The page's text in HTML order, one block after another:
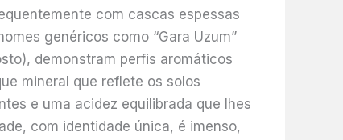
com cascas espessas
genéricos como “Gara Uzum”
demonstram perfis aromáticos
mineral que reflete os solos
e uma acidez equilibrada que lhes
com identidade única, é imenso,